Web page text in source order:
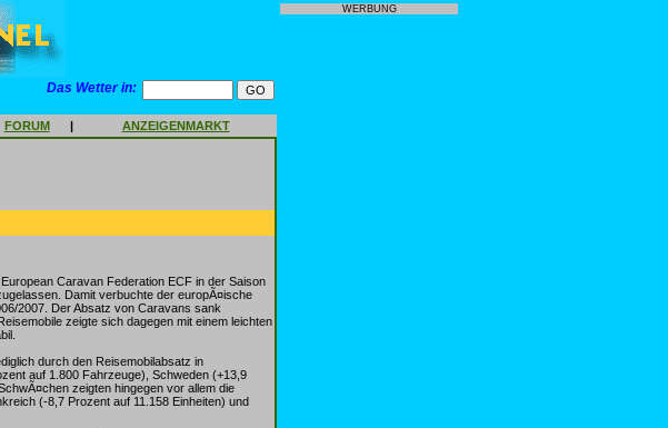
Das Wetter in:
FORUM | ANZEIGENMARKT
Caravan Federation ECF in der Saison
Damit verbuchte der europÃ¤ische
2007. Der Absatz von Caravans sank
zeigte sich dagegen mit einem leichten
durch den Reisemobilabsatz in
auf 1.800 Fahrzeuge), Schweden (+13,9
zeigten hingegen vor allem die
(-8,7 Prozent auf 11.158 Einheiten) und
WERBUNG